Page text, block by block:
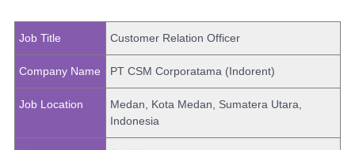
Job Title Customer Relation Officer
Company Name PT CSM Corporatama (Indorent)
Job Location
Medan, Kota Medan, Sumatera Utara,
Indonesia